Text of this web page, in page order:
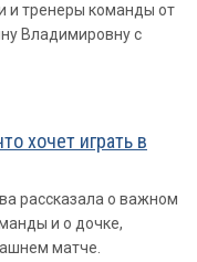
и тренеры команды от
Владимировну с
хочет играть в
рассказала о важном
и о дочке,
матче.